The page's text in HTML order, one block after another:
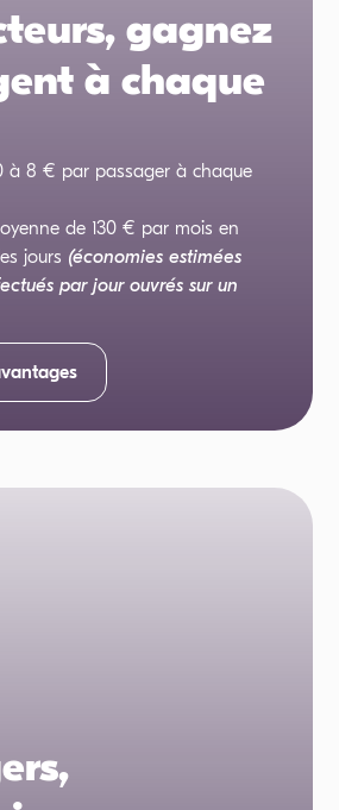
gagnez
à chaque
à 8 € par passager à chaque
de 130 € par mois en
jours (économies estimées
par jour ouvrés sur un